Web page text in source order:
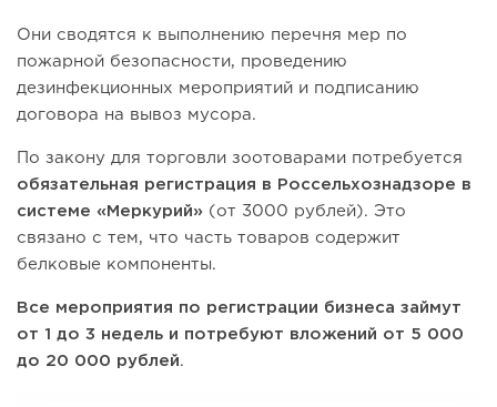
Они сводятся к выполнению перечня мер по
пожарной безопасности, проведению
дезинфекционных мероприятий и подписанию
договора на вывоз мусора.
По закону для торговли зоотоварами потребуется
обязательная регистрация в Россельхознадзоре в
системе «Меркурий» (от 3000 рублей). Это
связано с тем, что часть товаров содержит
белковые компоненты.
Все мероприятия по регистрации бизнеса займут
от 1 до 3 недель и потребуют вложений от 5 000
до 20 000 рублей.